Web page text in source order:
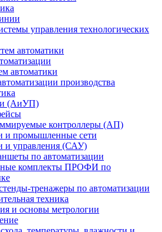
управления технологических
автоматики
автоматики
производства
(АиУП)
контроллеры (АП)
и промышленные сети
и управления (САУ)
по автоматизации
комплекты ПРОФИ по
тренажеры по автоматизации
техника
и основы метрологии